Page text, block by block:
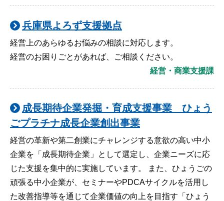
兵庫県よろず支援拠点
経営上のあらゆるお悩みの相談に対応します。
経営のお困りごとがあれば、ご相談ください。
経営・商業支援課
成長期待企業発掘・育成支援事業 ひょう
ごプラチナ成長企業創出事業
経営の革新や第二創業にチャレンジする意欲の高い中小
企業を「成長期待企業」として選定し、企業ニーズに応
じた支援を集中的に実施しています。 また、ひょうごの
頑張る中小企業が、セミナーやPDCAサイクルを活用し
た改善指導等を通じて企業価値の向上を目指す「ひょう